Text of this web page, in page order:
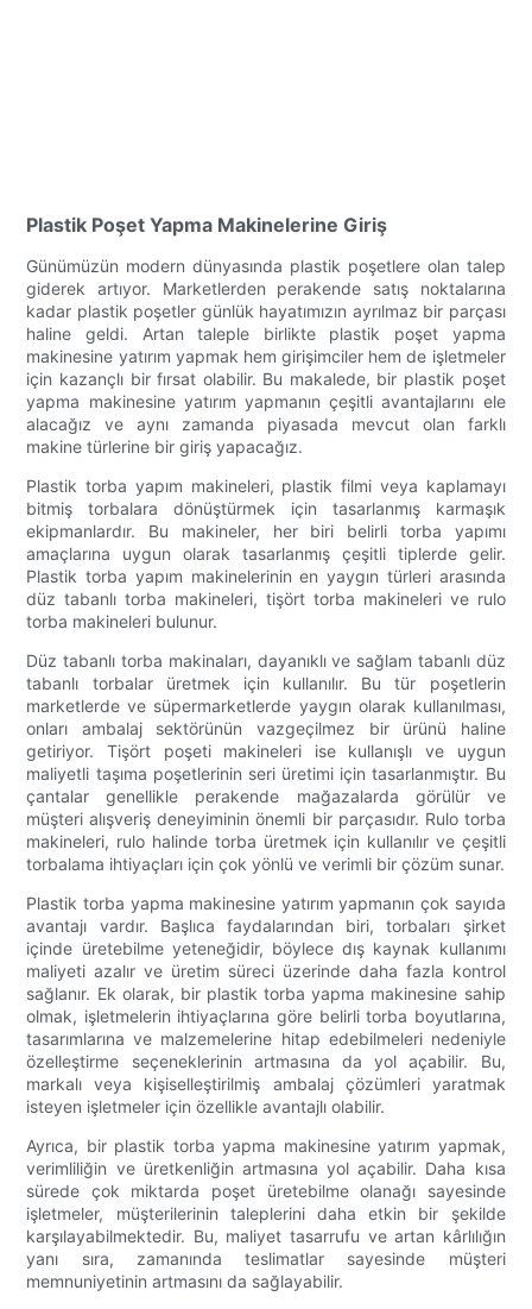
Plastik Poşet Yapma Makinelerine Giriş
Günümüzün modern dünyasında plastik poşetlere olan talep
giderek artıyor. Marketlerden perakende satış noktalarına
kadar plastik poşetler günlük hayatımızın ayrılmaz bir parçası
haline geldi. Artan taleple birlikte plastik poşet yapma
makinesine yatırım yapmak hem girişimciler hem de işletmeler
için kazançlı bir fırsat olabilir. Bu makalede, bir plastik poşet
yapma makinesine yatırım yapmanın çeşitli avantajlarını ele
alacağız ve aynı zamanda piyasada mevcut olan farklı
makine türlerine bir giriş yapacağız.
Plastik torba yapım makineleri, plastik filmi veya kaplamayı
bitmiş torbalara dönüştürmek için tasarlanmış karmaşık
ekipmanlardır. Bu makineler, her biri belirli torba yapımı
amaçlarına uygun olarak tasarlanmış çeşitli tiplerde gelir.
Plastik torba yapım makinelerinin en yaygın türleri arasında
düz tabanlı torba makineleri, tişört torba makineleri ve rulo
torba makineleri bulunur.
Düz tabanlı torba makinaları, dayanıklı ve sağlam tabanlı düz
tabanlı torbalar üretmek için kullanılır. Bu tür poşetlerin
marketlerde ve süpermarketlerde yaygın olarak kullanılması,
onları ambalaj sektörünün vazgeçilmez bir ürünü haline
getiriyor. Tişört poşeti makineleri ise kullanışlı ve uygun
maliyetli taşıma poşetlerinin seri üretimi için tasarlanmıştır. Bu
çantalar genellikle perakende mağazalarda görülür ve
müşteri alışveriş deneyiminin önemli bir parçasıdır. Rulo torba
makineleri, rulo halinde torba üretmek için kullanılır ve çeşitli
torbalama ihtiyaçları için çok yönlü ve verimli bir çözüm sunar.
Plastik torba yapma makinesine yatırım yapmanın çok sayıda
avantajı vardır. Başlıca faydalarından biri, torbaları şirket
içinde üretebilme yeteneğidir, böylece dış kaynak kullanımı
maliyeti azalır ve üretim süreci üzerinde daha fazla kontrol
sağlanır. Ek olarak, bir plastik torba yapma makinesine sahip
olmak, işletmelerin ihtiyaçlarına göre belirli torba boyutlarına,
tasarımlarına ve malzemelerine hitap edebilmeleri nedeniyle
özelleştirme seçeneklerinin artmasına da yol açabilir. Bu,
markalı veya kişiselleştirilmiş ambalaj çözümleri yaratmak
isteyen işletmeler için özellikle avantajlı olabilir.
Ayrıca, bir plastik torba yapma makinesine yatırım yapmak,
verimliliğin ve üretkenliğin artmasına yol açabilir. Daha kısa
sürede çok miktarda poşet üretebilme olanağı sayesinde
işletmeler, müşterilerinin taleplerini daha etkin bir şekilde
karşılayabilmektedir. Bu, maliyet tasarrufu ve artan kârlılığın
yanı sıra, zamanında teslimatlar sayesinde müşteri
memnuniyetinin artmasını da sağlayabilir.